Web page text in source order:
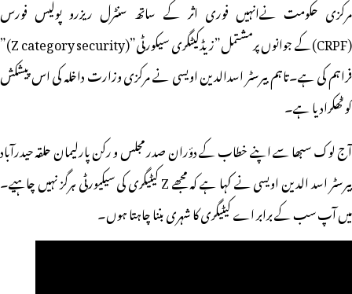
مرکزی حکومت نےانہیں فوری اثر کے ساتھ سنٹرل ریزرو پولیس فورس
(CRPF)کے جوانوں پرمشتمل”زیڈکیٹگری سیکورٹی”(Z category security)”
فراہم کی ہے۔تاہم بیرسٹر اسدالدین اویسی نے مرکزی وزارت داخلہ کی اس پیشکش
کو ٹھکرادیا ہے۔
آج لوک سبھا سے اپنے خطاب کے دؤران صدر مجلس و رکن پارلیمان حلقہ حیدرآباد
بیرسٹر اسد الدین اویسی نے کہا ہے کہ مجھے Z کیٹیگری کی سیکیورٹی ہرگز نہیں چاہیے۔
میں آپ سب کے برابر اے کیٹیگری کا شہری بننا چاہتا ہوں۔